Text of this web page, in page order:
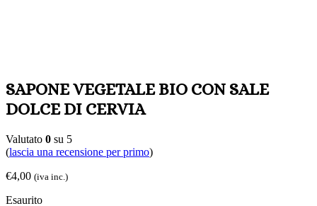
SAPONE VEGETALE BIO CON SALE
DOLCE DI CERVIA
Valutato 0 su 5
(lascia una recensione per primo)
€4,00 (iva inc.)
Esaurito